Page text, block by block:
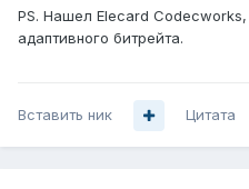
PS. Нашел Elecard
адаптивного битрейта.
Вставить ник Цитата